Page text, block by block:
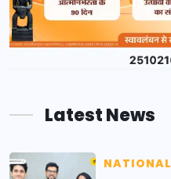
Latest News
NATIONAL